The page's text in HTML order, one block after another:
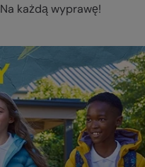
Na każdą wyprawę!